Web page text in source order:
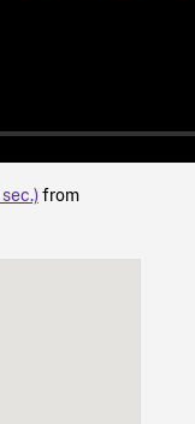
from